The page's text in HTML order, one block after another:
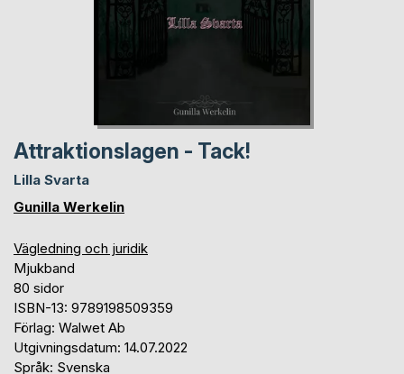
Attraktionslagen - Tack!
Lilla Svarta
Gunilla Werkelin
Vägledning och juridik
Mjukband
80 sidor
ISBN-13: 9789198509359
Förlag: Walwet Ab
Utgivningsdatum: 14.07.2022
Språk: Svenska